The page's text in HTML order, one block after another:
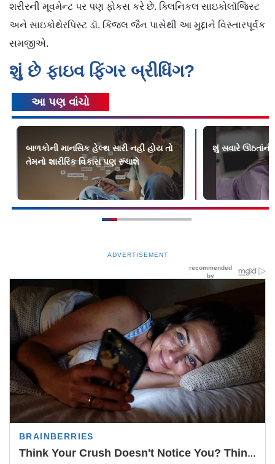
શરીરની મૂવમેન્ટ પર પણ ફોકસ કરે છે. ક્લિનિકલ સાઇકોલૉજિસ્ટ
અને સાઇકોથેરપિસ્ટ ડૉ. કિંજલ જૈન પાસેથી આ મુદ્દાને વિસ્તારપૂર્વક
સમજીએ.
શું છે ફાઇવ ફિંગર બ્રીધિંગ?
આ પણ વાંચો
બાળકોની માનસિક હેલ્થ સારી નહીં હોય તો
તેમનો શારીરિક વિકાસ પણ રૂંધાશે
શું સવારે
ADVERTISEMENT